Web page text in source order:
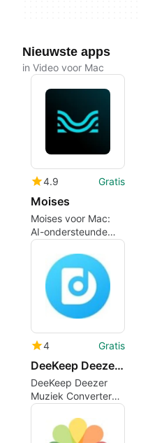
Nieuwste apps
in Video voor Mac
4.9 Gratis
Moises
Moises voor Mac:
AI-ondersteunde
audiotools voor
makers
4 Gratis
DeeKeep Deezer Music Converter Mac
DeeKeep Deezer
Muziek Converter
voor Mac: Offline
Deezer Export Tool